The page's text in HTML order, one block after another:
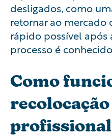
desligados, como
retornar ao mercado
rápido possível após
processo é
Como
recolocação